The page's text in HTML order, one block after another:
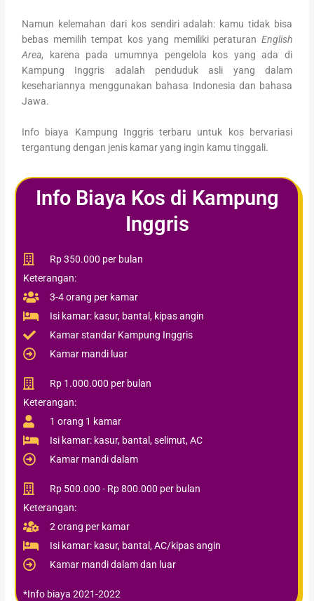
Namun kelemahan dari kos sendiri adalah: kamu tidak bisa
bebas memilih tempat kos yang memiliki peraturan English
Area, karena pada umumnya pengelola kos yang ada di
Kampung Inggris adalah penduduk asli yang dalam
kesehariannya menggunakan bahasa Indonesia dan bahasa
Jawa.
Info biaya Kampung Inggris terbaru untuk kos bervariasi
tergantung dengan jenis kamar yang ingin kamu tinggali.
Info Biaya Kos di Kampung
Inggris
Rp 350.000 per bulan
Keterangan:
3-4 orang per kamar
Isi kamar: kasur, bantal, kipas angin
Kamar standar Kampung Inggris
Kamar mandi luar
Rp 1.000.000 per bulan
Keterangan:
1 orang 1 kamar
Isi kamar: kasur, bantal, selimut, AC
Kamar mandi dalam
Rp 500.000 - Rp 800.000 per bulan
Keterangan:
2 orang per kamar
Isi kamar: kasur, bantal, AC/kipas angin
Kamar mandi dalam dan luar
*Info biaya 2021-2022